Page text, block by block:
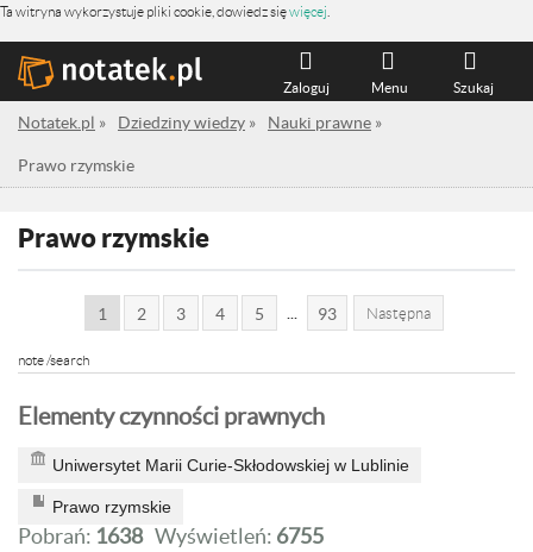
Ta witryna wykorzystuje pliki cookie, dowiedz sięwięcej
Szukaj
Menu
Zaloguj
Notatek.pl » Dziedziny wiedzy » Nauki prawne »
Prawo rzymskie
Prawo rzymskie
1 2 3 4 5 93 Następna
note /search
Elementy czynności prawnych
Uniwersytet Marii Curie-Skłodowskiej w Lublinie
Prawo rzymskie
Pobrań: 1638 Wyświetleń: 6755